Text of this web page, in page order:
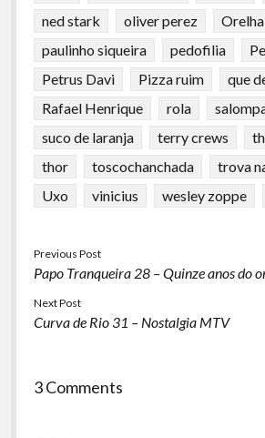
ned stark oliver perez
paulinho siqueira
pedofilia
Petrus Davi
Pizza ruim
que
Rafael Henrique
rola
suco de laranja
terry crews
thor
toscochanchada
trova
Uxo
vinicius wesley zoppe
Previous Post
Papo Tranqueira 28 – Quinze anos do
Next Post
Curva de Rio 31 – Nostalgia MTV
3 Comments